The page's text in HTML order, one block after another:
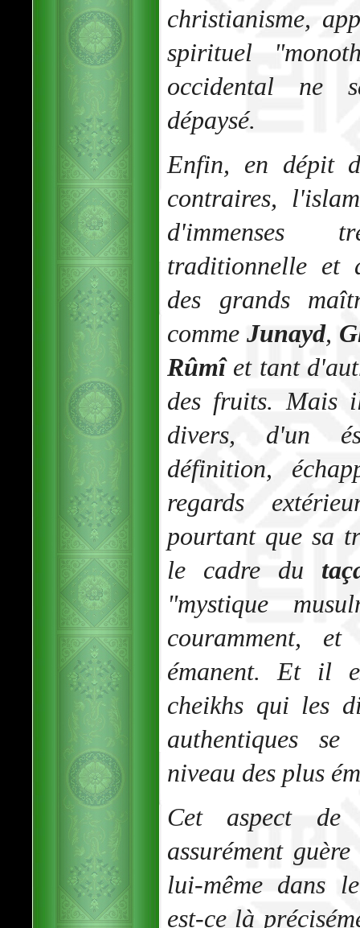
christianisme,
spirituel
occidental ne
dépaysé.
Enfin, en dépit
contraires,
d'immenses
traditionnelle et
des grands
commeJunayd,
Rûmîet tant
des fruits. Mais
divers, d'un
définition,
regards
pourtant que sa
le cadre du
"mystique
couramment,
émanent. Et il
cheikhs qui les
authentiques
niveau des plus
Cet aspect de
assurément
lui-même dans
est-ce là